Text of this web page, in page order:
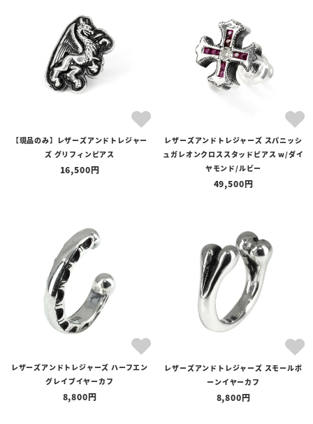
全ての商品
セール商品
価格
【現品のみ】レザーズアンドトレジャー
ズ グリフィンピアス
16,500
レザーズアンドトレジャーズ スパニッシ
ュガレオンクロススタッドピアス w/ダイ
ヤモンド/ルビー
49,500
レザーズアンドトレジャーズ ハーフエン
グレイブイヤーカフ
8,800
レザーズアンドトレジャーズ スモールボ
ーンイヤーカフ
8,800